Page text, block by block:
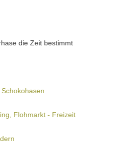
die Zeit bestimmt
Flohmarkt - Freizeit